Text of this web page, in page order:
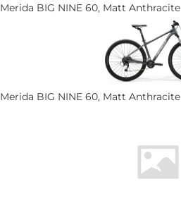
Merida BIG NINE 60, Matt Anthracite
Merida BIG NINE 60, Matt Anthracite